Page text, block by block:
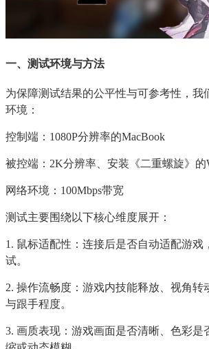
一、测试环境与方法
为保障测试结果的公平性与可参考性，我
环境：
控制端：1080P分辨率的MacBook
被控端：2K分辨率、安装《二重螺旋》的
网络环境：100Mbps带宽
测试主要围绕以下核心维度展开：
1. 鼠标适配性：连接后是否自动适配游戏
试。
2. 操作流畅度：游戏内技能释放、视角转
与跟手程度。
3. 画质表现：游戏画面是否清晰、色彩是